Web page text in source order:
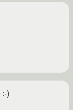
:-)